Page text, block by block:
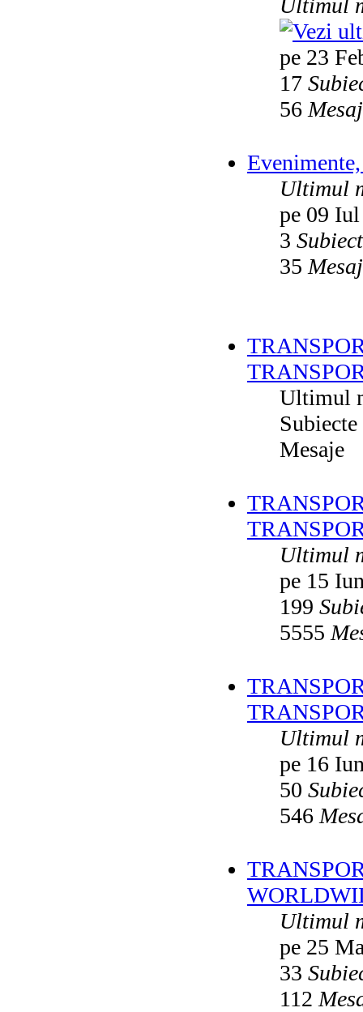
Ultimul
pe 23
17
56
Ultimul
pe 09
3
35
Ultimul
Subiecte
Mesaje
Ultimul
pe 15
199
5555
Ultimul
pe 16
50
546
Ultimul
pe 25
33
112